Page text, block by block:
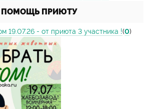
ПОМОЩЬ ПРИЮТУ
19.07.26 - от приюта 3 участника !(0)